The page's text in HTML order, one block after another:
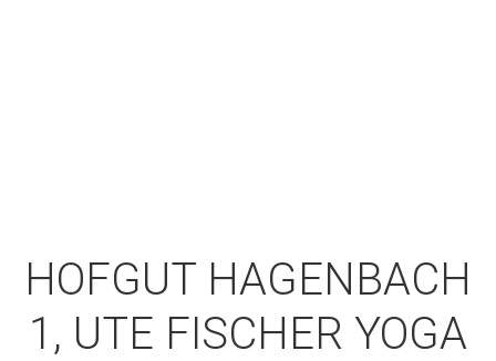
HOFGUT HAGENBACH
1, UTE FISCHER YOGA